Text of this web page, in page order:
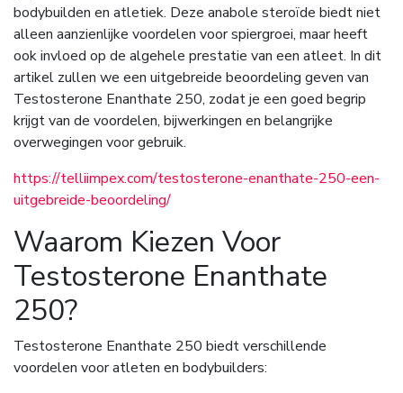
bodybuilden en atletiek. Deze anabole steroïde biedt niet
alleen aanzienlijke voordelen voor spiergroei, maar heeft
ook invloed op de algehele prestatie van een atleet. In dit
artikel zullen we een uitgebreide beoordeling geven van
Testosterone Enanthate 250, zodat je een goed begrip
krijgt van de voordelen, bijwerkingen en belangrijke
overwegingen voor gebruik.
https://telliimpex.com/testosterone-enanthate-250-een-
uitgebreide-beoordeling/
Waarom Kiezen Voor
Testosterone Enanthate
250?
Testosterone Enanthate 250 biedt verschillende
voordelen voor atleten en bodybuilders: